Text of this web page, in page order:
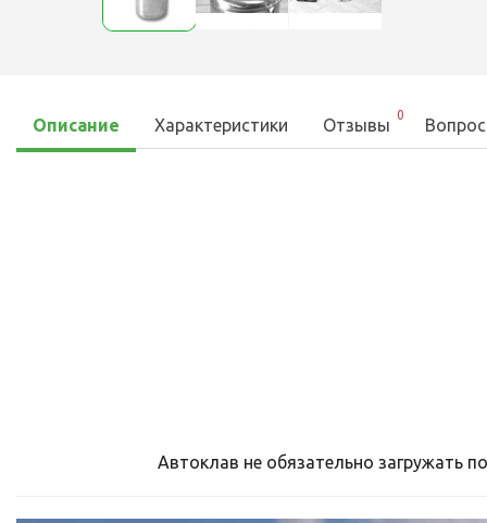
Описание Характеристики Отзывы
0
Автоклав не обязательно загружать